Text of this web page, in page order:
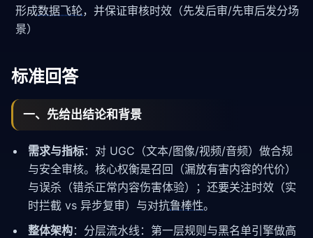
形成数据飞轮，并保证审核时效（先发后审/先审后发分场
景）
标准回答
一、先给出结论和背景
需求与指标：对 UGC（文本/图像/视频/音频）做合规
与安全审核。核心权衡是召回（漏放有害内容的代价）
与误杀（错杀正常内容伤害体验）；还要关注时效（实
时拦截 vs 异步复审）与对抗鲁棒性。
整体架构：分层流水线：第一层规则与黑名单引擎做高